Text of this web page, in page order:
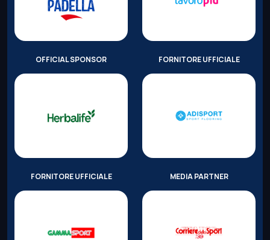
OFFICIAL SPONSOR FORNITORE UFFICIALE
FORNITORE UFFICIALE MEDIA PARTNER